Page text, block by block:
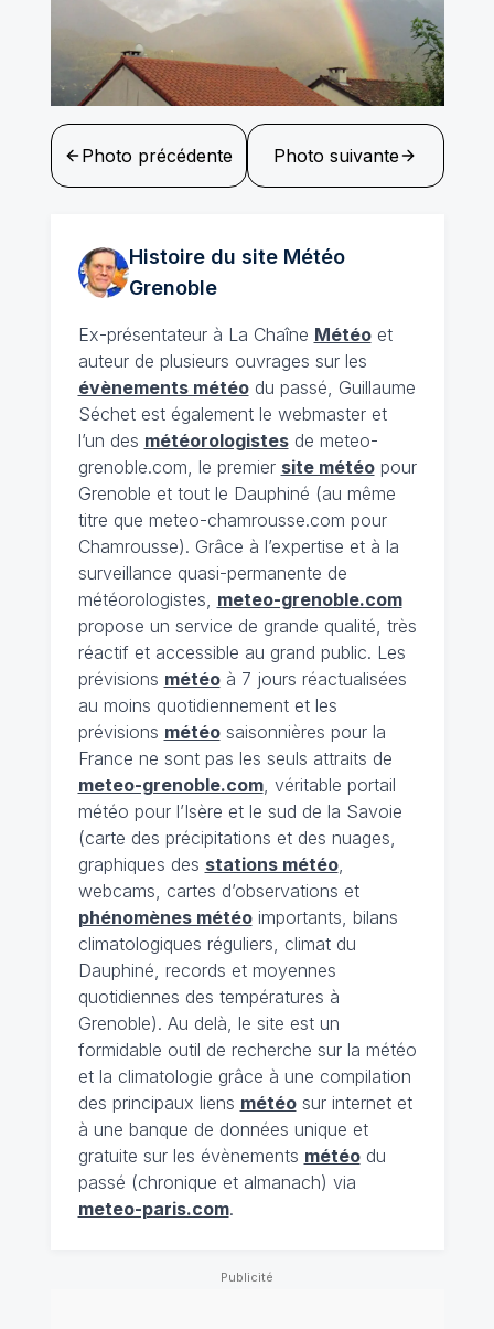
Photo précédente Photo suivante
Histoire du site Météo
Grenoble
Ex-présentateur à La Chaîne Météoet
auteur de plusieurs ouvrages sur les
évènements météodu passé, Guillaume
Séchet est également le webmaster et
l’un des météorologistesde meteo-
grenoble.com, le premier site météopour
Grenoble et tout le Dauphiné (au même
titre que meteo-chamrousse.com pour
Chamrousse). Grâce à l’expertise et à la
surveillance quasi-permanente de
météorologistes, meteo-grenoble.com
propose un service de grande qualité, très
réactif et accessible au grand public. Les
prévisions météoà 7 jours réactualisées
au moins quotidiennement et les
prévisions météosaisonnières pour la
France ne sont pas les seuls attraits de
meteo-grenoble.com, véritable portail
météo pour l’Isère et le sud de la Savoie
(carte des précipitations et des nuages,
graphiques des stations météo,
webcams, cartes d’observations et
phénomènes météoimportants, bilans
climatologiques réguliers, climat du
Dauphiné, records et moyennes
quotidiennes des températures à
Grenoble). Au delà, le site est un
formidable outil de recherche sur la météo
et la climatologie grâce à une compilation
des principaux liens météosur internet et
à une banque de données unique et
gratuite sur les évènements météodu
passé (chronique et almanach) via
meteo-paris.com.